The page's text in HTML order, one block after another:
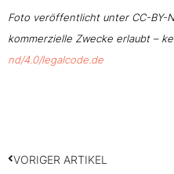
Foto veröffentlicht unter CC-BY-
kommerzielle Zwecke erlaubt –
nd/4.0/legalcode.de
VORIGER ARTIKEL